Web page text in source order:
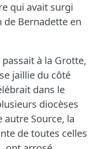
qui avait surgi
Bernadette en
à la Grotte,
jaillie du côté
dans le
diocèses
autre Source, la
de toutes celles